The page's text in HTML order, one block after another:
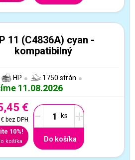
11 (C4836A) cyan -
kompatibilný
HP 1750 strán
11.08.2026
€
bez DPH
10%!
košíka
- +
Do košíka